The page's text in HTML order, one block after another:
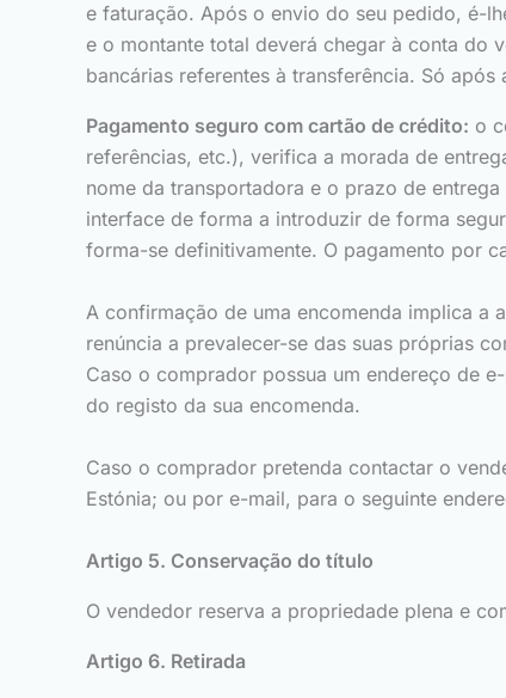
e faturação. Após o envio do seu pedido, é-
e o montante total deverá chegar à conta do
bancárias referentes à transferência. Só
Pagamento seguro com cartão de crédito: o
referências, etc.), verifica a morada de
nome da transportadora e o prazo de
interface de forma a introduzir de forma
forma-se definitivamente. O pagamento por
A confirmação de uma encomenda implica a
renúncia a prevalecer-se das suas próprias
Caso o comprador possua um endereço de
do registo da sua encomenda.
Caso o comprador pretenda contactar o
Estónia; ou por e-mail, para o seguinte
Artigo 5. Conservação do título
O vendedor reserva a propriedade plena e
Artigo 6. Retirada